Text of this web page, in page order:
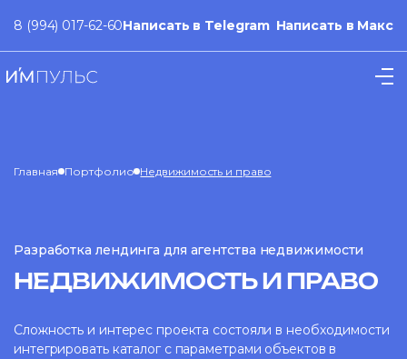
8 (994) 017-62-60Написать в Telegram Написать в Макс
Главная Портфолио Недвижимость и право
Разработка лендинга для агентства недвижимости
НЕДВИЖИМОСТЬ И ПРАВО
Сложность и интерес проекта состояли в необходимости
интегрировать каталог с параметрами объектов в